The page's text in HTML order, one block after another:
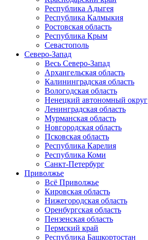
Республика Адыгея
Республика Калмыкия
Ростовская область
Республика Крым
Севастополь
Северо-Запад
Весь Северо-Запад
Архангельская область
Калининградская область
Вологодская область
Ненецкий автономный округ
Ленинградская область
Мурманская область
Новгородская область
Псковская область
Республика Карелия
Республика Коми
Санкт-Петербург
Приволжье
Всё Приволжье
Кировская область
Нижегородская область
Оренбургская область
Пензенская область
Пермский край
Республика Башкортостан